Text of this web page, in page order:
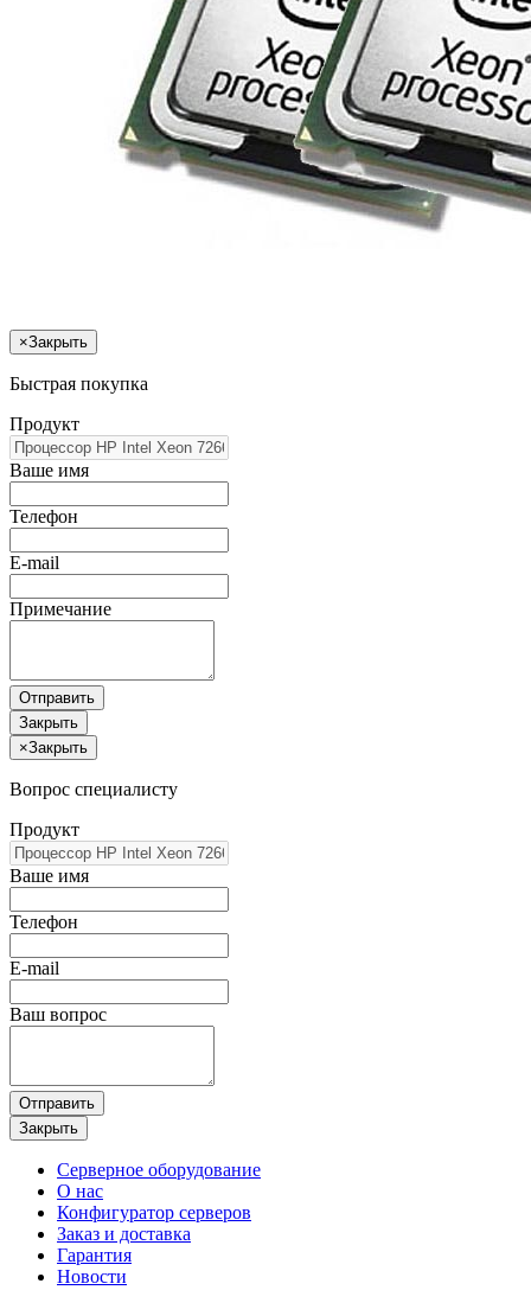
×Закрыть
Быстрая покупка
Продукт
Ваше имя
Телефон
E-mail
Примечание
Отправить
Закрыть
×Закрыть
Вопрос специалисту
Продукт
Ваше имя
Телефон
E-mail
Ваш вопрос
Отправить
Закрыть
Серверное оборудование
О нас
Конфигуратор серверов
Заказ и доставка
Гарантия
Новости